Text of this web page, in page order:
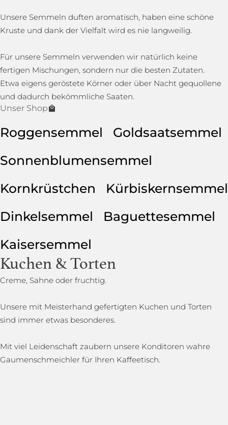
Unsere Semmeln duften aromatisch, haben eine schöne
Kruste und dank der Vielfalt wird es nie langweilig.
Für unsere Semmeln verwenden wir natürlich keine
fertigen Mischungen, sondern nur die besten Zutaten.
Etwa eigens geröstete Körner oder über Nacht gequollene
und dadurch bekömmliche Saaten.
Unser Shop
Roggensemmel
Goldsaatsemmel
Sonnenblumensemmel
Kornkrüstchen
Kürbiskernsemmel
Dinkelsemmel
Baguettesemmel
Kaisersemmel
Kuchen & Torten
Creme, Sahne oder fruchtig.
Unsere mit Meisterhand gefertigten Kuchen und Torten
sind immer etwas besonderes.
Mit viel Leidenschaft zaubern unsere Konditoren wahre
Gaumenschmeichler für Ihren Kaffeetisch.